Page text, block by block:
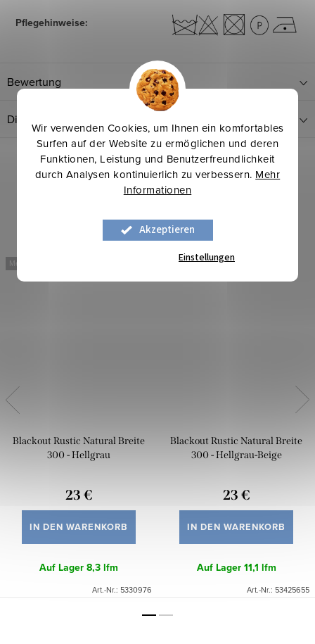
Wir verwenden Cookies, um Ihnen ein komfortables
Surfen auf der Website zu ermöglichen und deren
Funktionen, Leistung und Benutzerfreundlichkeit
durch Analysen kontinuierlich zu verbessern. Mehr
Informationen
Akzeptieren
Einstellungen
Pflegehinweise:
Bewertung
Diskussion
Mehr für weniger
Blackout Rustic Natural Breite
300 - Hellgrau
23 €
IN DEN WARENKORB
Auf Lager8,3 lfm
Art.-Nr.: 5330976
Mehr für weniger
Blackout Rustic Natural Breite
300 - Hellgrau-Beige
23 €
IN DEN WARENKORB
Auf Lager11,1 lfm
Art.-Nr.: 53425655